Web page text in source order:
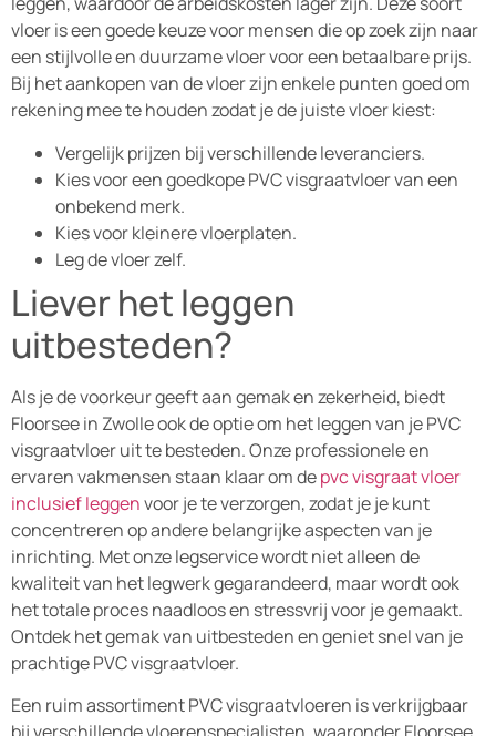
vloer is een goede keuze voor mensen die op zoek zijn naar
een stijlvolle en duurzame vloer voor een betaalbare prijs.
Bij het aankopen van de vloer zijn enkele punten goed om
rekening mee te houden zodat je de juiste vloer kiest:
Vergelijk prijzen bij verschillende leveranciers.
Kies voor een goedkope PVC visgraatvloer van een
onbekend merk.
Kies voor kleinere vloerplaten.
Leg de vloer zelf.
Liever het leggen
uitbesteden?
Als je de voorkeur geeft aan gemak en zekerheid, biedt
Floorsee in Zwolle ook de optie om het leggen van je PVC
visgraatvloer uit te besteden. Onze professionele en
ervaren vakmensen staan klaar om depvc visgraat vloer
inclusief leggenvoor je te verzorgen, zodat je je kunt
concentreren op andere belangrijke aspecten van je
inrichting. Met onze legservice wordt niet alleen de
kwaliteit van het legwerk gegarandeerd, maar wordt ook
het totale proces naadloos en stressvrij voor je gemaakt.
Ontdek het gemak van uitbesteden en geniet snel van je
prachtige PVC visgraatvloer.
Een ruim assortiment PVC visgraatvloeren is verkrijgbaar